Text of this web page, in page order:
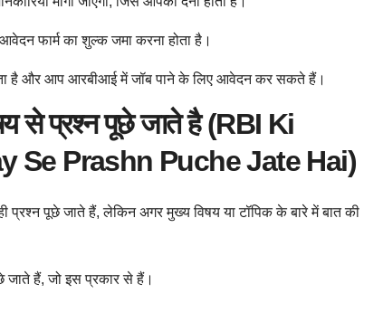
फार्म का शुल्क जमा करना होता है।
है और आप आरबीआई में जॉब पाने के लिए आवेदन कर सकते हैं।
से प्रश्न पूछे जाते है (RBI Ki
Se Prashn Puche Jate Hai)
पूछे जाते हैं, लेकिन अगर मुख्य विषय या टॉपिक के बारे में बात की
जाते हैं, जो इस प्रकार से हैं।